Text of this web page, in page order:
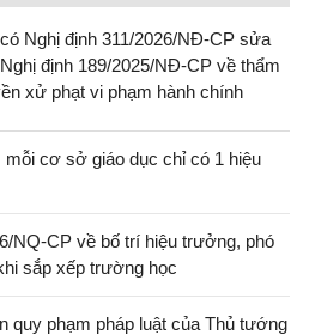
Nghị định 311/2026/NĐ-CP sửa
định 189/2025/NĐ-CP về thẩm
xử phạt vi phạm hành chính
cơ sở giáo dục chỉ có 1 hiệu
NQ-CP về bố trí hiệu trưởng, phó
sắp xếp trường học
quy phạm pháp luật của Thủ tướng